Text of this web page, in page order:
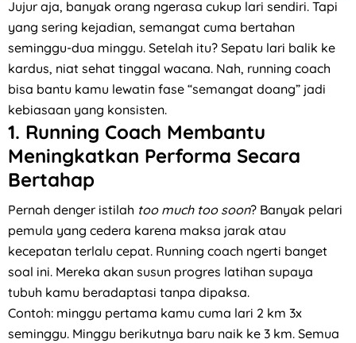
Jujur aja, banyak orang ngerasa cukup lari sendiri. Tapi
yang sering kejadian, semangat cuma bertahan
seminggu-dua minggu. Setelah itu? Sepatu lari balik ke
kardus, niat sehat tinggal wacana. Nah, running coach
bisa bantu kamu lewatin fase “semangat doang” jadi
kebiasaan yang konsisten.
1. Running Coach Membantu
Meningkatkan Performa Secara
Bertahap
Pernah denger istilah too much too soon? Banyak pelari
pemula yang cedera karena maksa jarak atau
kecepatan terlalu cepat. Running coach ngerti banget
soal ini. Mereka akan susun progres latihan supaya
tubuh kamu beradaptasi tanpa dipaksa.
Contoh: minggu pertama kamu cuma lari 2 km 3x
seminggu. Minggu berikutnya baru naik ke 3 km. Semua